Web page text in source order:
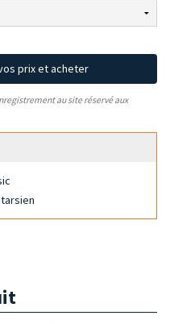
prix et acheter
au site réservé aux